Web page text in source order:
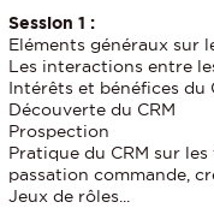
Session 1 :
Eléments généraux sur
Les interactions entre
Intérêts et bénéfices du
Découverte du CRM
Prospection
Pratique du CRM sur
passation commande,
Jeux de rôles...